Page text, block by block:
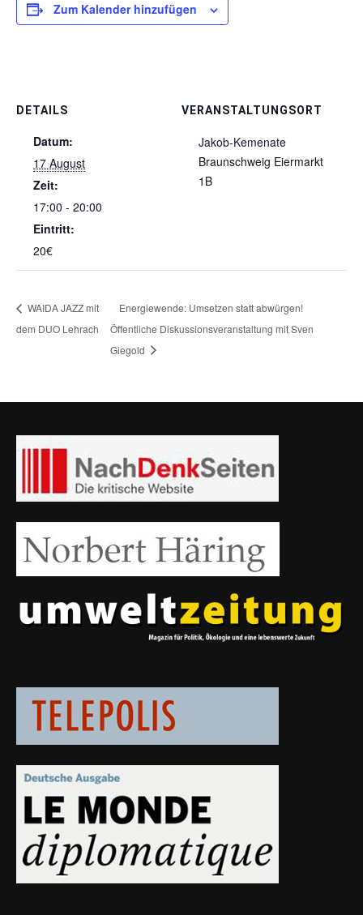
Zum Kalender hinzufügen
DETAILS
Datum:
17 August
Zeit:
17:00 - 20:00
Eintritt:
20€
VERANSTALTUNGSORT
Jakob-Kemenate
Braunschweig Eiermarkt
1B
WAIDA JAZZ mit
dem DUO Lehrach
Energiewende: Umsetzen statt abwürgen!
Öffentliche Diskussionsveranstaltung mit Sven
Giegold